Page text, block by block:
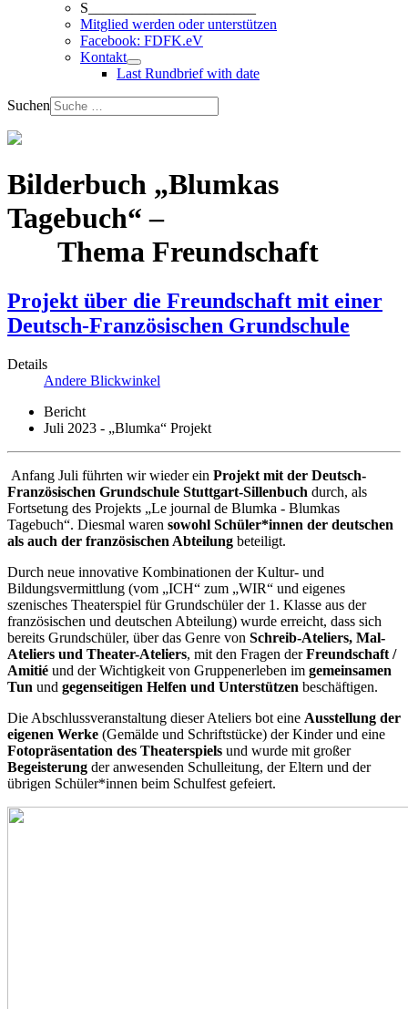
S_______________________
Mitglied werden oder unterstützen
Facebook: FDFK.eV
Kontakt
Last Rundbrief with date
Suchen
Bilderbuch „Blumkas
Tagebuch“ –
Thema Freundschaft
Projekt über die Freundschaft mit einer
Deutsch-Französischen Grundschule
Details
Andere Blickwinkel
Bericht
Juli 2023 - „Blumka“ Projekt
Anfang Juli führten wir wieder ein Projekt mit der Deutsch-
Französischen Grundschule Stuttgart-Sillenbuch durch, als
Fortsetung des Projekts „Le journal de Blumka - Blumkas
Tagebuch“. Diesmal waren sowohl Schüler*innen der deutschen
als auch der französischen Abteilung beteiligt.
Durch neue innovative Kombinationen der Kultur- und
Bildungsvermittlung (vom „ICH“ zum „WIR“ und eigenes
szenisches Theaterspiel für Grundschüler der 1. Klasse aus der
französischen und deutschen Abteilung) wurde erreicht, dass sich
bereits Grundschüler, über das Genre von Schreib-Ateliers, Mal-
Ateliers und Theater-Ateliers, mit den Fragen derFreundschaft /
Amitié und der Wichtigkeit von Gruppenerleben im gemeinsamen
Tun und gegenseitigen Helfen und Unterstützen beschäftigen.
Die Abschlussveranstaltung dieser Ateliers bot eine Ausstellung der
eigenen Werke (Gemälde und Schriftstücke) der Kinder und eine
Fotopräsentation des Theaterspiels und wurde mit großer
Begeisterung der anwesenden Schulleitung, der Eltern und der
übrigen Schüler*innen beim Schulfest gefeiert.